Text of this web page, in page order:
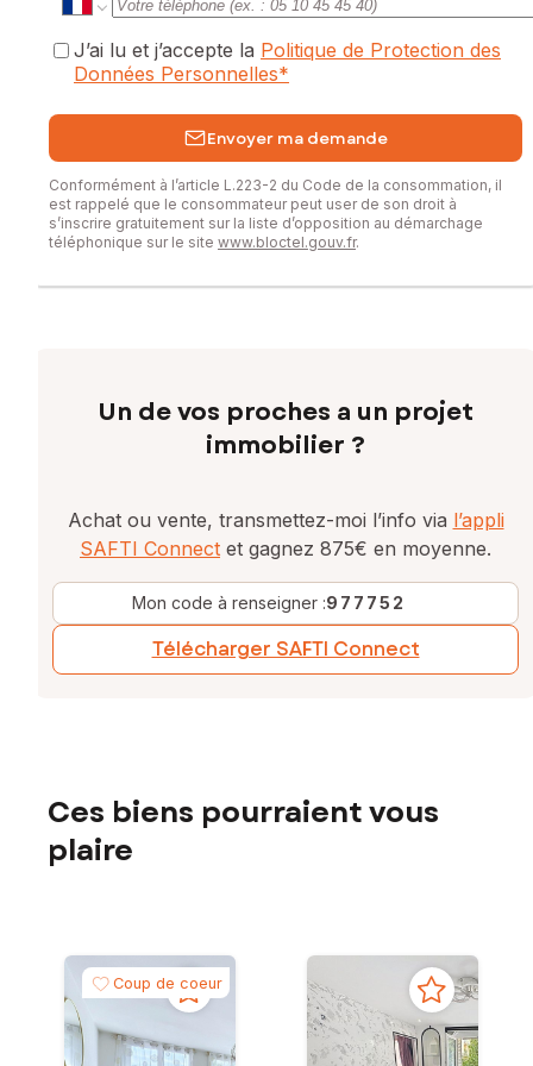
Honoraires charge vendeur
Contactez votre conseiller SAFTI : Stéphane DUBOS, Tél. :
0662106262, E-mail : stephane.dubos@safti.fr - EI - Agent
numéro 991820408
J’ai lu et j’accepte la Politique de Protection des
Données Personnelles*
Envoyer ma demande
Conformément à l’article L.223-2 du Code de la consommation, il
est rappelé que le consommateur peut user de son droit à
s’inscrire gratuitement sur la liste d’opposition au démarchage
téléphonique sur le site www.bloctel.gouv.fr.
Un de vos proches a un projet
immobilier ?
Achat ou vente, transmettez-moi l’info via l’appli
SAFTI Connect et gagnez 875€ en moyenne.
Mon code à renseigner :977752
Télécharger SAFTI Connect
Ces biens pourraient vous
plaire
Coup de coeur